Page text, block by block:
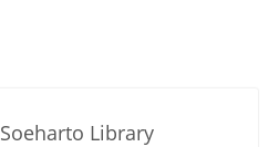
Soeharto Library